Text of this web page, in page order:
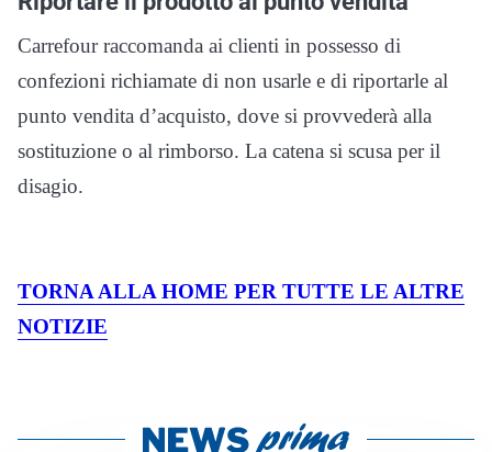
Carrefour raccomanda ai clienti in possesso di
confezioni richiamate di non usarle e di riportarle al
punto vendita d’acquisto, dove si provvederà alla
sostituzione o al rimborso. La catena si scusa per il
disagio.
TORNA ALLA HOME PER TUTTE LE ALTRE
NOTIZIE